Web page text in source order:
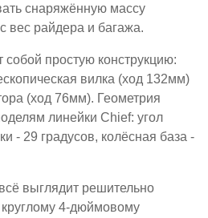
снаряжённую массу
вес райдера и багажа.
собой простую конструкцию:
вилка (ход 132мм)
(ход 76мм). Геометрия
линейки Chief: угол
- 29 градусов, колёсная база -
выглядит решительно
4-дюймовому